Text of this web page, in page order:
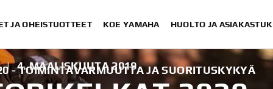
JA OHEISTUOTTEET KOE YAMAHA HUOLTO JA
- TOIMINTAVARMUUTTA JA SUORITUSKYKYÄ
| 4. MAALISKUUTA 2019